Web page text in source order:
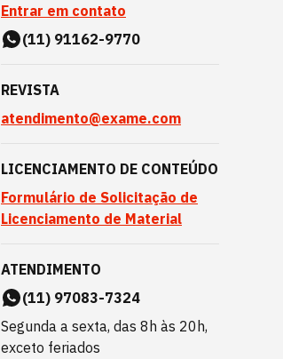
Entrar em contato
(11) 91162-9770
REVISTA
atendimento@exame.com
LICENCIAMENTO DE CONTEÚDO
Formulário de Solicitação de
Licenciamento de Material
ATENDIMENTO
(11) 97083-7324
Segunda a sexta, das 8h às 20h,
exceto feriados